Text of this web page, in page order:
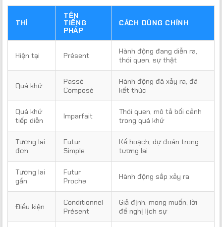
THÌ
TÊN
TIẾNG
PHÁP
CÁCH DÙNG CHÍNH
Hiện tại Présent
Hành động đang diễn ra,
thói quen, sự thật
Quá khứ
Passé
Composé
Hành động đã xảy ra, đã
kết thúc
Quá khứ
tiếp diễn
Imparfait
Thói quen, mô tả bối cảnh
trong quá khứ
Tương lai
đơn
Futur
Simple
Kế hoạch, dự đoán trong
tương lai
Tương lai
gần
Futur
Proche
Hành động sắp xảy ra
Điều kiện
Conditionnel
Présent
Giả định, mong muốn, lời
đề nghị lịch sự